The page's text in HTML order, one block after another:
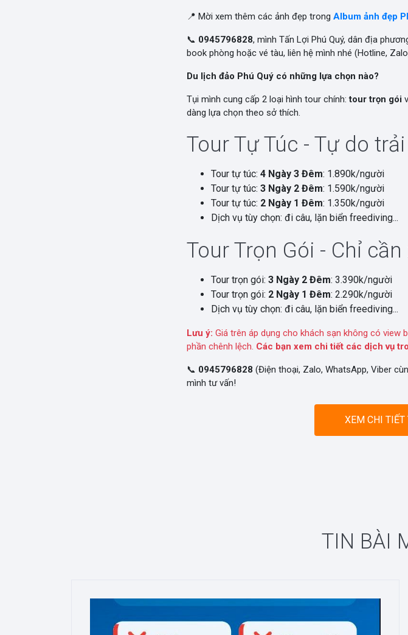
📍 Mời xem thêm các ảnh đẹp trong Album ảnh đẹp
📞 0945796828, mình Tấn Lợi Phú Quý, dân địa
book phòng hoặc vé tàu, liên hệ mình nhé (Hotline,
Du lịch đảo Phú Quý có những lựa chọn nào?
Tụi mình cung cấp 2 loại hình tour chính:tour trọn gói
dàng lựa chọn theo sở thích.
Tour Tự Túc - Tự do
Tour tự túc: 4 Ngày 3 Đêm: 1.890k/người
Tour tự túc: 3 Ngày 2 Đêm: 1.590k/người
Tour tự túc: 2 Ngày 1 Đêm: 1.350k/người
Dịch vụ tùy chọn: đi câu, lặn biển freediving...
Tour Trọn Gói - Chỉ
Tour trọn gói: 3 Ngày 2 Đêm: 3.390k/người
Tour trọn gói: 2 Ngày 1 Đêm: 2.290k/người
Dịch vụ tùy chọn: đi câu, lặn biển freediving...
Lưu ý: Giá trên áp dụng cho khách sạn không có view
phần chênh lệch. Các bạn xem chi tiết các dịch vụ
📞 0945796828 (Điện thoại, Zalo, WhatsApp, Viber
mình tư vấn!
XEM CHI TIẾT
TIN BÀI